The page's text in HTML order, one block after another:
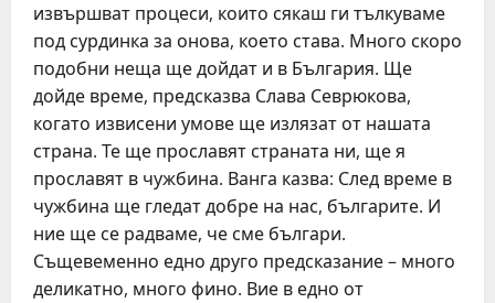
извършват процеси, които сякаш ги тълкуваме
под сурдинка за онова, което става. Много скоро
подобни неща ще дойдат и в България. Ще
дойде време, предсказва Слава Севрюкова,
когато извисени умове ще излязат от нашата
страна. Те ще прославят страната ни, ще я
прославят в чужбина. Ванга казва: След време в
чужбина ще гледат добре на нас, българите. И
ние ще се радваме, че сме българи.
Същевеменно едно друго предсказание – много
деликатно, много фино. Вие в едно от